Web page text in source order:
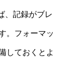
、記録がブレ
。フォーマッ
しておくとよ